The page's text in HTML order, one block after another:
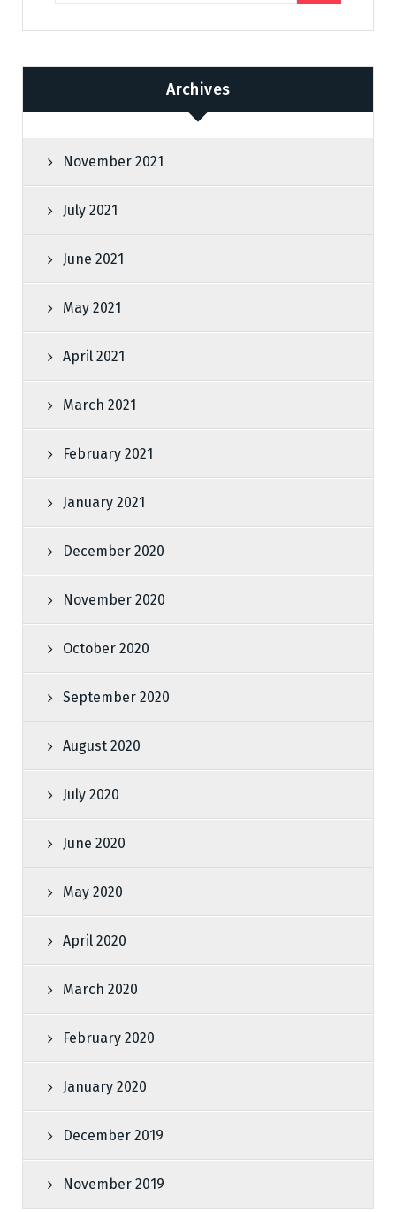
Archives
November 2021
July 2021
June 2021
May 2021
April 2021
March 2021
February 2021
January 2021
December 2020
November 2020
October 2020
September 2020
August 2020
July 2020
June 2020
May 2020
April 2020
March 2020
February 2020
January 2020
December 2019
November 2019